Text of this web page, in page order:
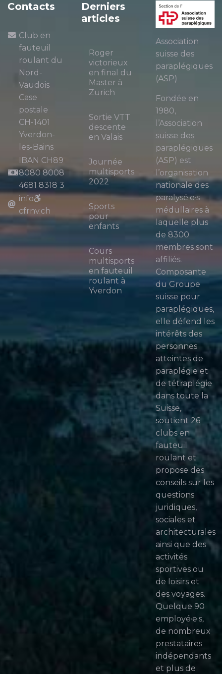
Contacts
Club en
fauteuil
roulant du
Nord-
Vaudois
Case
postale
CH-1401
Yverdon-
les-Bains
IBAN CH89
8080 8008
4681 8318 3
info
cfrnv.ch
Derniers
articles
Roger
victorieux
en final du
Master à
Zurich
Sortie VTT
descente
en Valais
Journée
multisports
2022
Sports
pour
enfants
Cours
multisports
en fauteuil
roulant à
Yverdon
Association
suisse des
paraplégiques
(ASP)
Fondée en
1980,
l’Association
suisse des
paraplégiques
(ASP) est
l’organisation
nationale des
paralysé·e·s
médullaires à
laquelle plus
de 8300
membres sont
affiliés.
Composante
du Groupe
suisse pour
paraplégiques,
elle défend les
intérêts des
personnes
atteintes de
paraplégie et
de tétraplégie
dans toute la
Suisse,
soutient 26
clubs en
fauteuil
roulant et
propose des
conseils sur les
questions
juridiques,
sociales et
architecturales
ainsi que des
activités
sportives ou
de loisirs et
des voyages.
Quelque 90
employé·e·s,
de nombreux
prestataires
indépendants
et plus de